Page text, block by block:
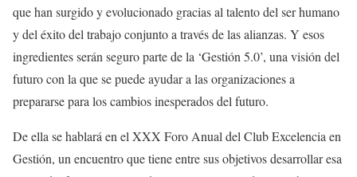
que han surgido y evolucionado gracias al talento del ser humano
y del éxito del trabajo conjunto a través de las alianzas. Y esos
ingredientes serán seguro parte de la ‘Gestión 5.0’, una visión del
futuro con la que se puede ayudar a las organizaciones a
prepararse para los cambios inesperados del futuro.
De ella se hablará en el XXX Foro Anual del Club Excelencia en
Gestión, un encuentro que tiene entre sus objetivos desarrollar esa